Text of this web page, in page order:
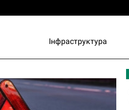
Інфраструктура